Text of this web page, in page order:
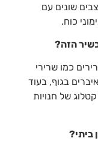
שונים עם
כוח.
הזה?
כמו שרירי
בגוף, בעוד
של חנויות
ביתי?